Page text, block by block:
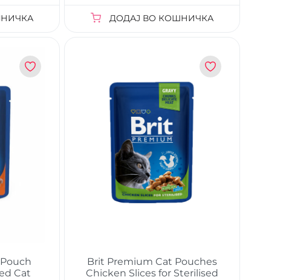
ДОДАЈ ВО КОШНИЧКА
Cat
Brit Premium Cat Pouches
Chicken Slices for Sterilised